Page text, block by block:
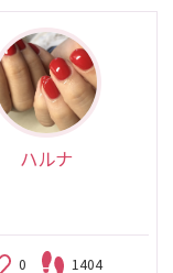
ハルナ
0 1404